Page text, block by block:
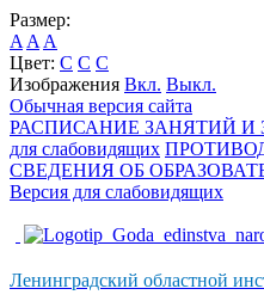
Размер:
A A A
Цвет: C C C
Изображения Вкл. Выкл.
Обычная версия сайта
РАСПИСАНИЕ ЗАНЯТИЙ И
для слабовидящих
СВЕДЕНИЯ ОБ
Версия для слабовидящих
Ленинградский областной